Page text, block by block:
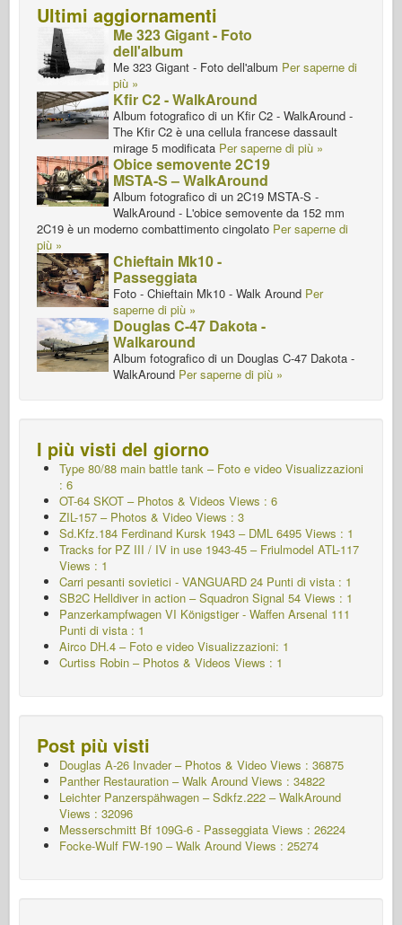
Ultimi aggiornamenti
Me 323 Gigant - Foto
dell'album
Me 323 Gigant - Foto dell'album Per saperne di
più »
Kfir C2 - WalkAround
Album fotografico di un Kfir C2 - WalkAround -
The Kfir C2 è una cellula francese dassault
mirage 5 modificata Per saperne di più »
Obice semovente 2C19
MSTA-S – WalkAround
Album fotografico di un 2C19 MSTA-S -
WalkAround - L'obice semovente da 152 mm
2C19 è un moderno combattimento cingolato Per saperne di
più »
Chieftain Mk10 -
Passeggiata
Foto - Chieftain Mk10 - Walk Around Per
saperne di più »
Douglas C-47 Dakota -
Walkaround
Album fotografico di un Douglas C-47 Dakota -
WalkAround Per saperne di più »
I più visti del giorno
Type 80/88 main battle tank – Foto e video Visualizzazioni
: 6
OT-64 SKOT – Photos & Videos Views : 6
ZIL-157 – Photos & Video Views : 3
Sd.Kfz.184 Ferdinand Kursk 1943 – DML 6495 Views : 1
Tracks for PZ III / IV in use 1943-45 – Friulmodel ATL-117
Views : 1
Carri pesanti sovietici - VANGUARD 24 Punti di vista : 1
SB2C Helldiver in action – Squadron Signal 54 Views : 1
Panzerkampfwagen VI Königstiger - Waffen Arsenal 111
Punti di vista : 1
Airco DH.4 – Foto e video Visualizzazioni: 1
Curtiss Robin – Photos & Videos Views : 1
Post più visti
Douglas A-26 Invader – Photos & Video Views : 36875
Panther Restauration – Walk Around Views : 34822
Leichter Panzerspähwagen – Sdkfz.222 – WalkAround
Views : 32096
Messerschmitt Bf 109G-6 - Passeggiata Views : 26224
Focke-Wulf FW-190 – Walk Around Views : 25274